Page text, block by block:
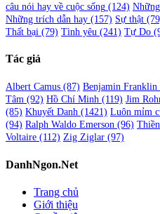
câu nói hay về cuộc sống (124)
Những trích dẫn hay (157) Sự thật
Thất bại (79) Tình yêu (241) Tự Do
Tác giả
Albert Camus (87) Benjamin Franklin
Tâm (92) Hồ Chí Minh (119) Jim
(85) Khuyết Danh (1421) Luôn mỉm
(94) Ralph Waldo Emerson (96)
Voltaire (112) Zig Ziglar (97)
DanhNgon.Net
Trang chủ
Giới thiệu